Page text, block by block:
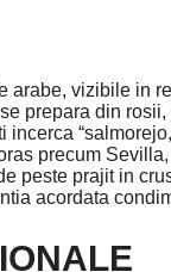
arabe, vizibile in
prepara din
precum
peste prajit in
acordata